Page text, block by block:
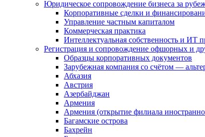
Юридическое сопровождение бизнеса за
Корпоративные сделки и
Управление частным капиталом
Коммерческая практика
Интеллектуальная собственность и ИТ
Регистрация и сопровождение офшорных и
Образцы корпоративных документов
Зарубежная компания со счётом —
Абхазия
Австрия
Азербайджан
Армения
Армения (открытие филиала
Багамские острова
Бахрейн